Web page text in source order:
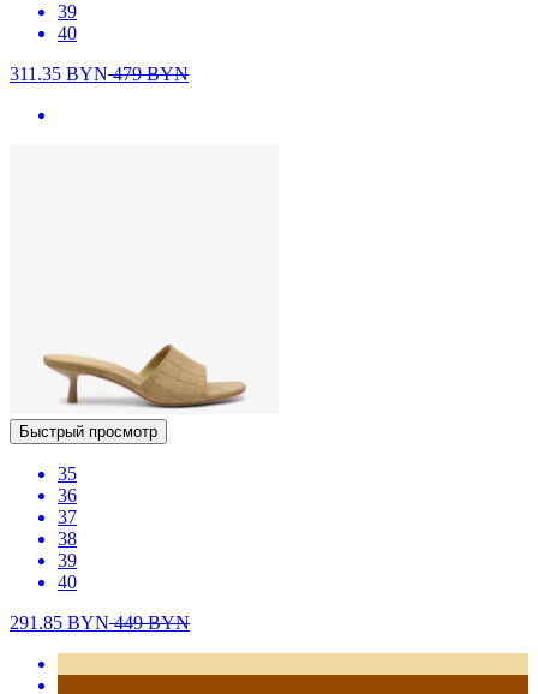
39
40
311.35 BYN479BYN
Быстрый просмотр
35
36
37
38
39
40
291.85 BYN449BYN